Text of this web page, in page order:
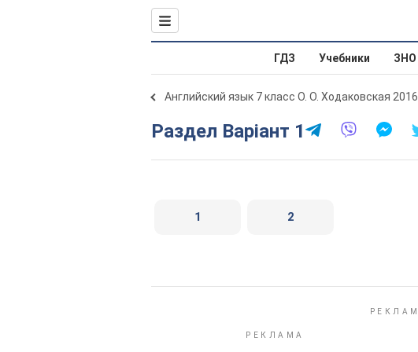
ГДЗ Учебники ЗНО
Английский язык 7 класс О. О. Ходаковская 2016
Раздел Варіант 1
1 2